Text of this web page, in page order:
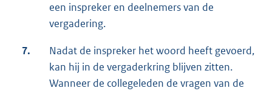
een inspreker en deelnemers van de
vergadering.
7.
Nadat de inspreker het woord heeft gevoerd,
kan hij in de vergaderkring blijven zitten.
Wanneer de collegeleden de vragen van de